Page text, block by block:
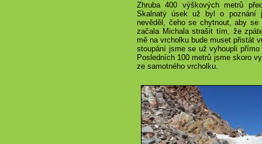
Zhruba 400 výškových metrů
Skalnatý úsek už byl o poznání
nevěděl, čeho se chytnout, aby
začala Michala strašit tím, že
mě na vrcholku bude muset přistát
stoupání jsme se už vyhoupli přímo
Posledních 100 metrů jsme skoro
ze samotného vrcholku.